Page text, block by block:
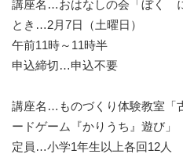
講座名…おはなしの会「ぼく
とき…2月7日（土曜日）
午前11時～11時半
申込締切…申込不要
講座名…ものづくり体験教室「
ードゲーム『かりうち』遊び」
定員…小学1年生以上各回12人